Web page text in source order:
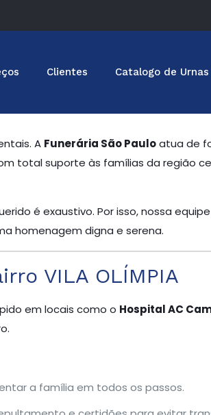
Clientes Catalogo de Urnas
A Funerária São Pauloatua de
total suporte às famílias da região
é exaustivo. Por isso, nossa
homenagem digna e serena.
VILA OLÍMPIA
em locais como o Hospital AC
a família em todos os passos.